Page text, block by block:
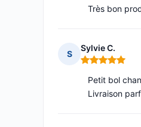
Très bon
S
Sylvie C.
Note : 5 sur 5
Petit bol
Livraison